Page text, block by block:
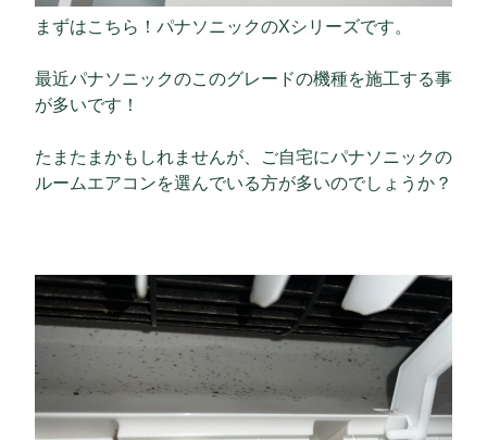
まずはこちら！パナソニックのXシリーズです。
最近パナソニックのこのグレードの機種を施工する事
が多いです！
たまたまかもしれませんが、ご自宅にパナソニックの
ルームエアコンを選んでいる方が多いのでしょうか？